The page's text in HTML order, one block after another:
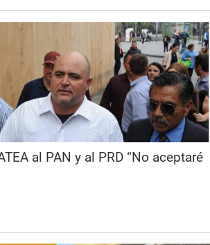
al PAN y al PRD “No aceptaré